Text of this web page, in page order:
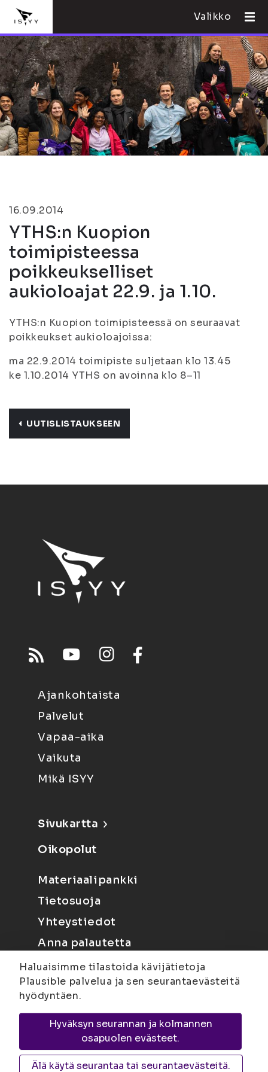
Valikko
16.09.2014
YTHS:n Kuopion
toimipisteessa
poikkeukselliset
aukioloajat 22.9. ja 1.10.
YTHS:n Kuopion toimipisteessä on seuraavat
poikkeukset aukioloajoissa:
ma 22.9.2014 toimipiste suljetaan klo 13.45
ke 1.10.2014 YTHS on avoinna klo 8–11
UUTISLISTAUKSEEN
Ajankohtaista
Palvelut
Vapaa-aika
Vaikuta
Mikä ISYY
Sivukartta
Oikopolut
Materiaalipankki
Tietosuoja
Yhteystiedot
Anna palautetta
Joensuu
Suvantokatu 6, 80100 Joensuu |
KuopioYliopistonranta 15, PL 1627, 70211
Kuopio
Haluaisimme tilastoida kävijätietoja
Plausible palvelua ja sen seurantaevästeitä
hyödyntäen.
Hyväksyn seurannan ja kolmannen
osapuolen evästeet.
Älä käytä seurantaa tai seurantaevästeitä.